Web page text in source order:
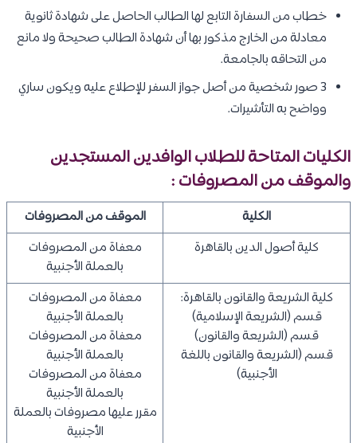
خطاب من السفارة التابع لها الطالب الحاصل على شهادة ثانوية
معادلة من الخارج مذكور بها أن شهادة الطالب صحيحة ولا مانع
من التحاقه بالجامعة.
3 صور شخصية من أصل جواز السفر للإطلاع عليه ويكون ساري
وواضح به التأشيرات.
الكليات المتاحة للطلاب الوافدين المستجدين
والموقف من المصروفات :
الكلية
الموقف من المصروفات
كلية أصول الدين بالقاهرة
معفاة من المصروفات
بالعملة الأجنبية
كلية الشريعة والقانون بالقاهرة:
قسم (الشريعة الإسلامية)
قسم (الشريعة والقانون)
قسم (الشريعة والقانون باللغة
الأجنبية)
معفاة من المصروفات
بالعملة الأجنبية
معفاة من المصروفات
بالعملة الأجنبية
معفاة من المصروفات
بالعملة الأجنبية
مقرر عليها مصروفات بالعملة
الأجنبية